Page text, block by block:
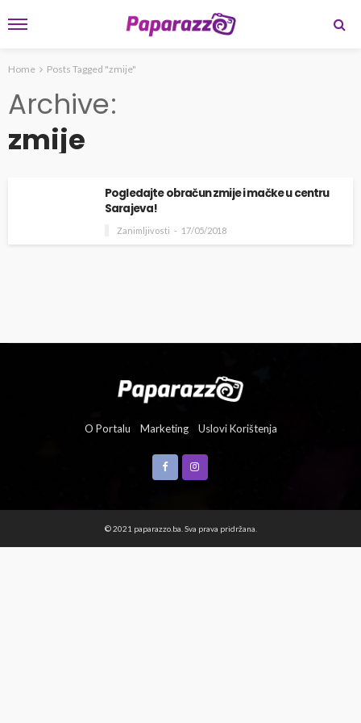
Home Posts Tagged "zmije"
Archive
zmije
Pogledajte obračun zmije i mačke u centru
Sarajeva!
Zanimljivosti 17/05/2018
O Portalu Marketing Uslovi Korištenja
© 2021 paparazzo.ba. Sva prava pridržana.